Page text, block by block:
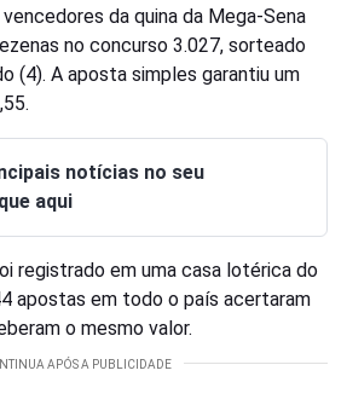
da quina da Mega-Sena
no concurso 3.027, sorteado
(4). A aposta simples garantiu um
notícias no seu
aqui
registrado em uma casa lotérica do
apostas em todo o país acertaram
o mesmo valor.